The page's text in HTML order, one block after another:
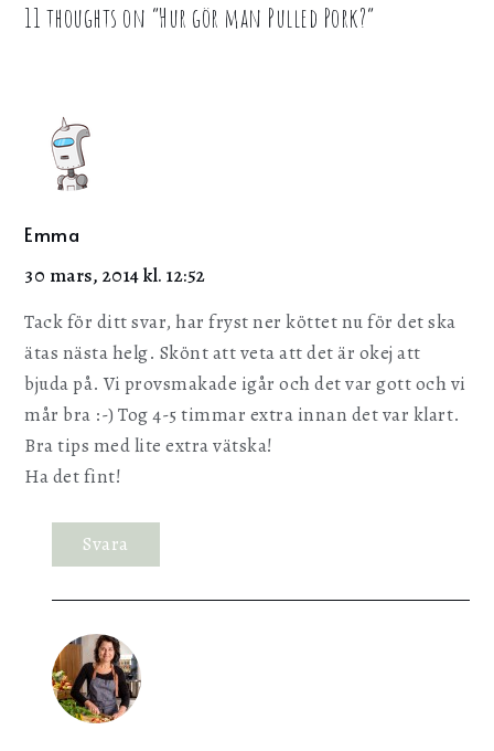
11 thoughts on “Hur gör man Pulled Pork?”
Emma
30 mars, 2014 kl. 12:52
Tack för ditt svar, har fryst ner köttet nu för det ska
ätas nästa helg. Skönt att veta att det är okej att
bjuda på. Vi provsmakade igår och det var gott och vi
mår bra :-) Tog 4-5 timmar extra innan det var klart.
Bra tips med lite extra vätska!
Ha det fint!
Svara